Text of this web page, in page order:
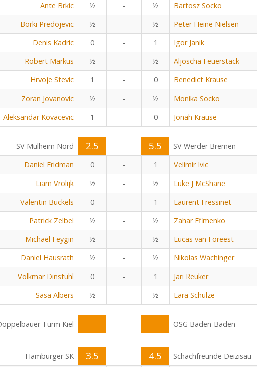
Ante Brkic ½ - ½ Bartosz Socko
Borki Predojevic ½ - ½ Peter Heine Nielsen
Denis Kadric 0 - 1 Igor Janik
Robert Markus ½ - ½ Aljoscha Feuerstack
Hrvoje Stevic 1 - 0 Benedict Krause
Zoran Jovanovic ½ - ½ Monika Socko
Aleksandar Kovacevic 1 - 0 Jonah Krause
SV Mülheim Nord 2.5 - 5.5
SV Werder Bremen
Daniel Fridman 0 - 1 Velimir Ivic
Liam Vrolijk ½ - ½ Luke J McShane
Valentin Buckels 0 - 1 Laurent Fressinet
Patrick Zelbel ½ - ½ Zahar Efimenko
Michael Feygin ½ - ½ Lucas van Foreest
Daniel Hausrath ½ - ½ Nikolas Wachinger
Volkmar Dinstuhl 0 - 1 Jari Reuker
Sasa Albers ½ - ½ Lara Schulze
Turm Kiel - OSG Baden-Baden
Hamburger SK 3.5 - 4.5
Schachfreunde Deizisau